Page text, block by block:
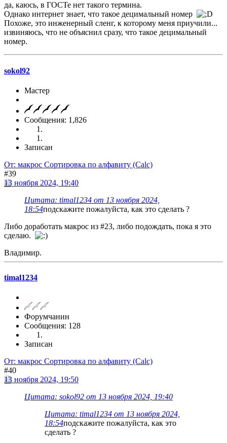
да, каюсь, в ГОСТе нет такого термина.
Однако интернет знает, что такое децимальный номер
Похоже, это инженерный сленг, к которому меня приучили...
извиняюсь, что не объяснил сразу, что такое децимальный
номер.
sokol92
Мастер
Сообщения: 1,826
Записан
От: макрос Сортировка по алфавиту (Calc)
#39
13 ноября 2024, 19:40
Цитата: timal1234 от 13 ноября 2024,
18:54подскажите пожалуйста, как это сделать ?
Либо доработать макрос из #23, либо подождать, пока я это
сделаю.
Владимир.
timal1234
Форумчанин
Сообщения: 128
Записан
От: макрос Сортировка по алфавиту (Calc)
#40
13 ноября 2024, 19:50
Цитата: sokol92 от 13 ноября 2024, 19:40
Цитата: timal1234 от 13 ноября 2024,
18:54подскажите пожалуйста, как это
сделать ?